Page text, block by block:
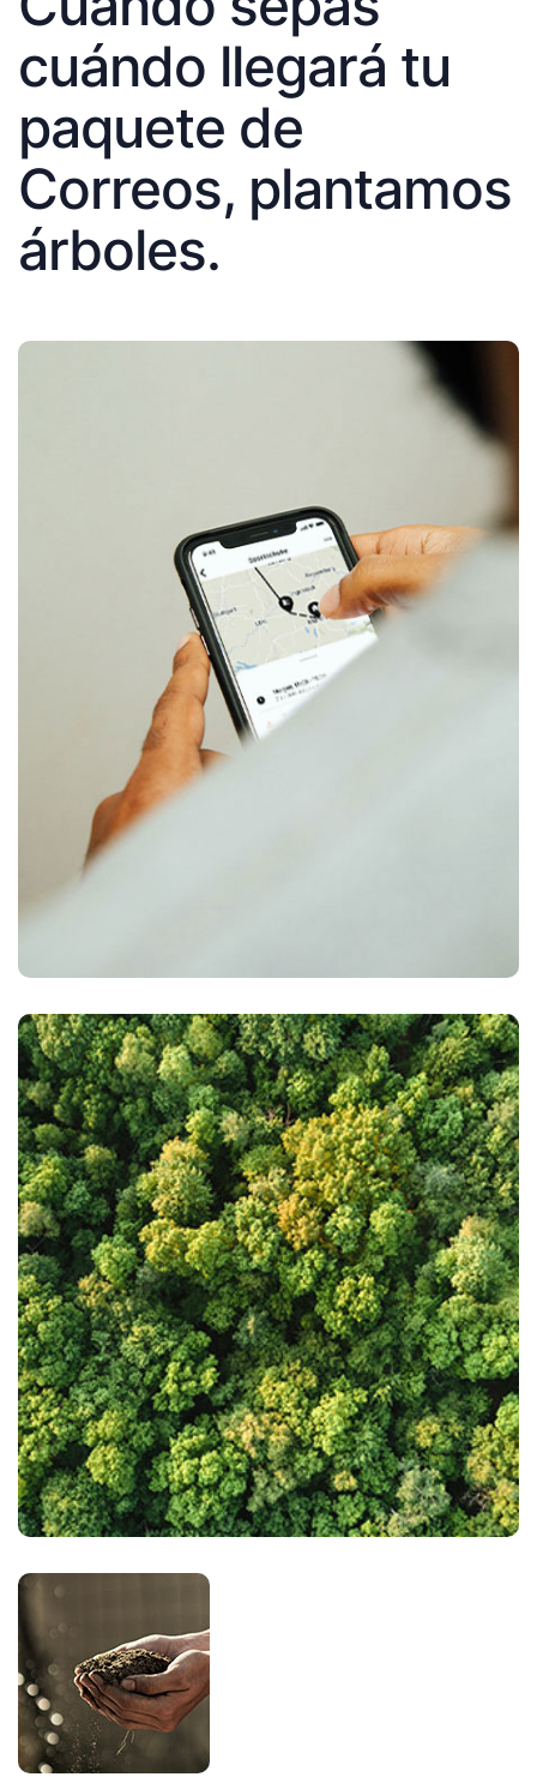
cuándo llegará tu
paquete de
Correos, plantamos
árboles.